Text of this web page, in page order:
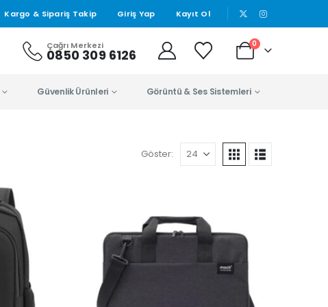
Kargo & Sipariş Takip Giriş Yap Kayıt Ol |
Çağrı Merkezi
0850 309 6126
0
Güvenlik Ürünleri Görüntü & Ses Sistemleri
Göster: